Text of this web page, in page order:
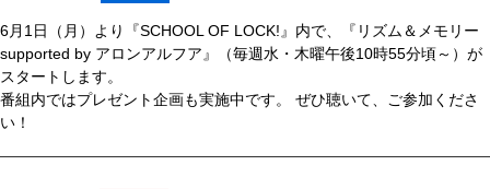
6月1日（月）より『SCHOOL OF LOCK!』内で、『リズム＆メモリー
supported by アロンアルフア』（毎週水・木曜午後10時55分頃～）が
スタートします。
番組内ではプレゼント企画も実施中です。 ぜひ聴いて、ご参加くださ
い！